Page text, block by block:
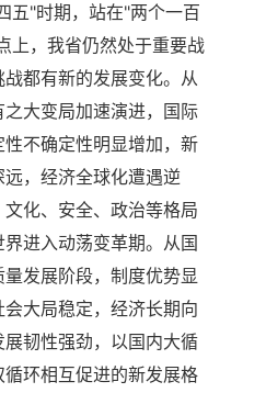
五"时期，站在"两个一百
上，我省仍然处于重要战
都有新的发展变化。从
大变局加速演进，国际
不确定性明显增加，新
，经济全球化遭遇逆
化、安全、政治等格局
进入动荡变革期。从国
发展阶段，制度优势显
大局稳定，经济长期向
韧性强劲，以国内大循
环相互促进的新发展格